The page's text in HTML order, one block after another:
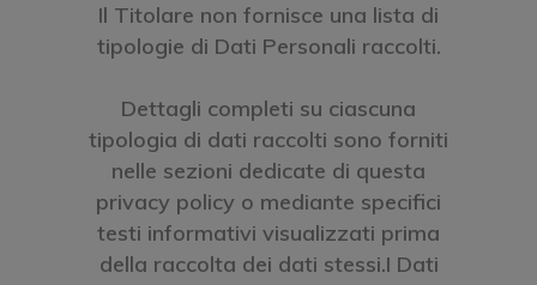
Il Titolare non fornisce una lista di
tipologie di Dati Personali raccolti.
Dettagli completi su ciascuna
tipologia di dati raccolti sono forniti
nelle sezioni dedicate di questa
privacy policy o mediante specifici
testi informativi visualizzati prima
della raccolta dei dati stessi.I Dati